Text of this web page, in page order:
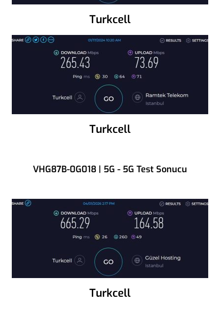
Turkcell
Turkcell
VHG87B-0G018 | 5G - 5G Test Sonucu
Turkcell